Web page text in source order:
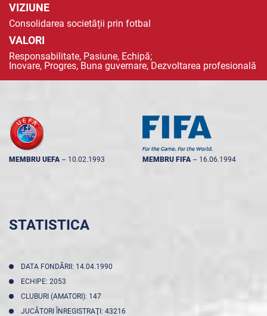
VIZIUNE
Consolidarea societății prin fotbal
VALORI
Responsabilitate, Pasiune, Echipă;
Inovare, Progres, Buna guvernare, Dezvoltarea profesională
MEMBRU UEFA -- 10.02.1993 MEMBRU FIFA -- 16.06.1994
STATISTICA
DATA FONDĂRII: 14.04.1990
ECHIPE: 2053
CLUBURI (AMATORI): 147
JUCĂTORI ÎNREGISTRAŢI: 43216